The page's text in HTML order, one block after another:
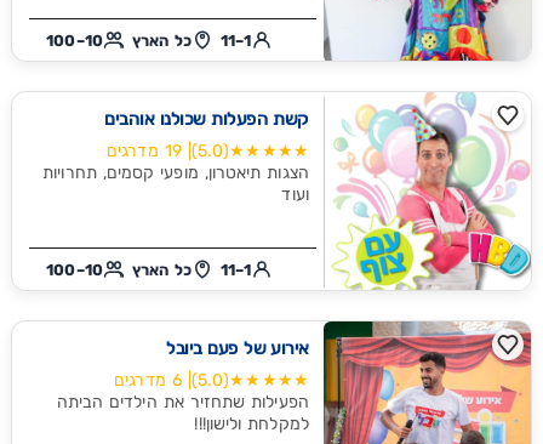
1–11 כל הארץ 10–100
קשת הפעלות שכולנו אוהבים
★★★★★
(5.0)
| 19 מדרגים
הצגות תיאטרון, מופעי קסמים, תחרויות
ועוד
1–11 כל הארץ 10–100
אירוע של פעם ביובל
★★★★★
(5.0)
| 6 מדרגים
הפעילות שתחזיר את הילדים הביתה
למקלחת ולישון!!!